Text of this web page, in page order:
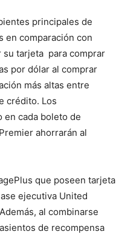
principales de
en comparación con
su tarjeta para comprar
por dólar al comprar
más altas entre
crédito. Los
en cada boleto de
ahorrarán al
que poseen tarjeta
ejecutiva United
al combinarse
de recompensa